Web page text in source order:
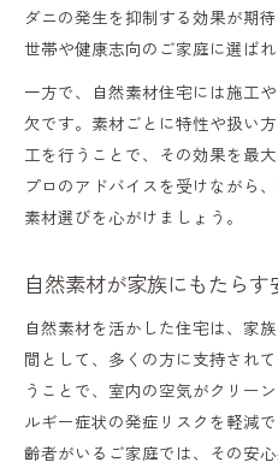
自然素材住宅で子
組み
自然素材の家が子
漆喰や無垢材が生み出
漆喰と無垢材の機
自然素材で実現す
漆喰壁が湿度調整
無垢材床の温もり
らし
自然素材で空気環
施工事例から知る自然
ダニの発生を抑制する効果が期
世帯や健康志向のご家庭に選ば
一方で、自然素材住宅には施工
欠です。素材ごとに特性や扱い
工を行うことで、その効果を最
プロのアドバイスを受けながら
素材選びを心がけましょう。
自然素材が家族にもたら
自然素材を活かした住宅は、家
間として、多くの方に支持され
うことで、室内の空気がクリー
ルギー症状の発症リスクを軽減
齢者がいるご家庭では、その安